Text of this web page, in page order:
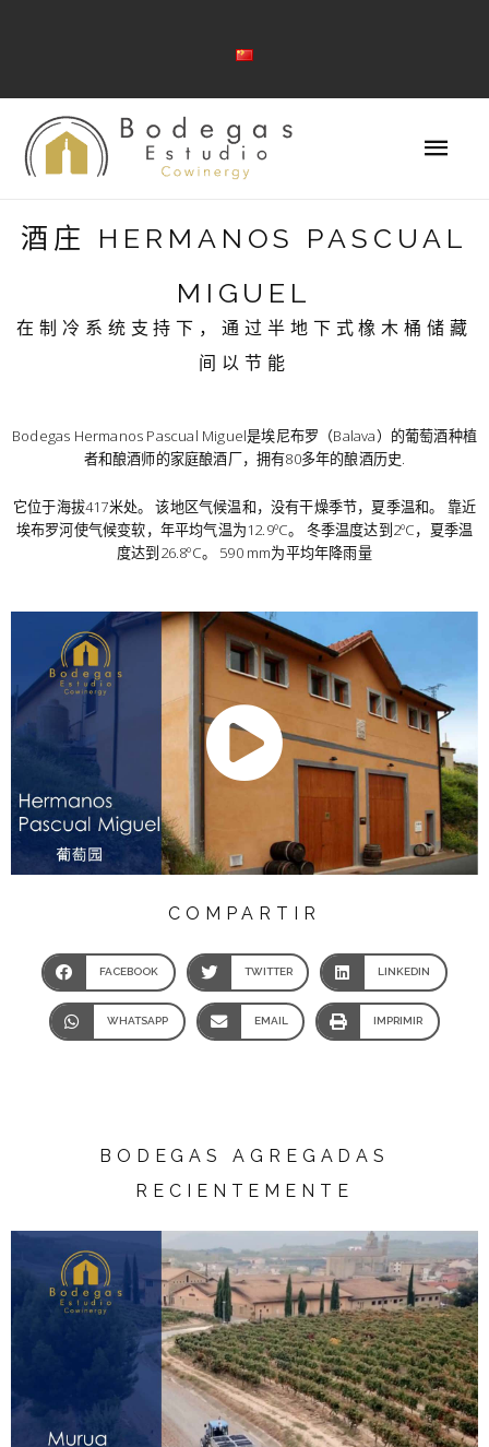
酒庄 HERMANOS PASCUAL
MIGUEL
在制冷系统支持下，通过半地下式橡木桶储藏
间以节能
Bodegas Hermanos Pascual Miguel是埃尼布罗（Balava）的葡萄酒种植
者和酿酒师的家庭酿酒厂，拥有80多年的酿酒历史.
它位于海拔417米处。 该地区气候温和，没有干燥季节，夏季温和。 靠近
埃布罗河使气候变软，年平均气温为12.9ºC。 冬季温度达到2ºC，夏季温
度达到26.8ºC。 590 mm为平均年降雨量
COMPARTIR
FACEBOOK TWITTER LINKEDIN
WHATSAPP EMAIL IMPRIMIR
BODEGAS AGREGADAS
RECIENTEMENTE